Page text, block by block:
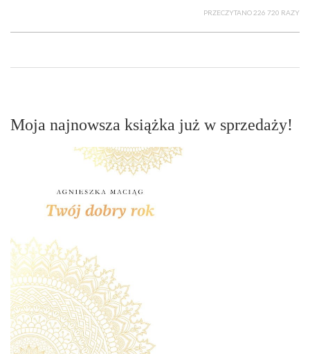
PRZECZYTANO 226 720 RAZY
Moja najnowsza książka już w sprzedaży!